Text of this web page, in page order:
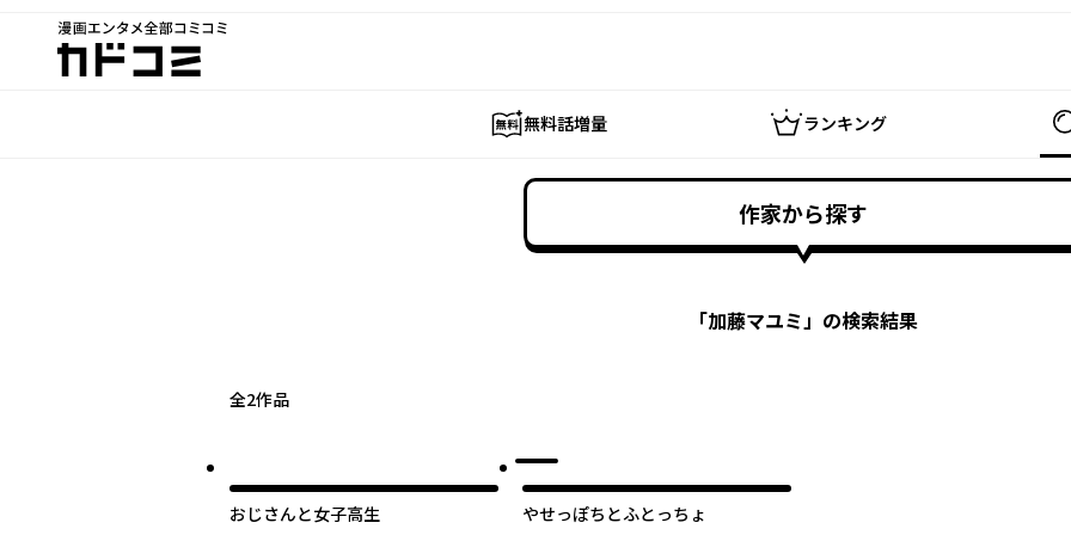
漫画エンタメ全部コミコミ
カドコミ
無料話増量 ランキング
作家から探す
「加藤マユミ」の検索結果
全2作品
おじさんと女子高生 やせっぽちとふとっちょ